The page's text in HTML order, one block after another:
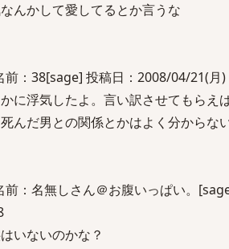
んかして愛してるとか言うな
前：38[sage] 投稿日：2008/04/21(月)
に浮気したよ。言い訳させてもらえ
んだ男との関係とかはよく分からな
前：名無しさん＠お腹いっぱい。
いないのかな？